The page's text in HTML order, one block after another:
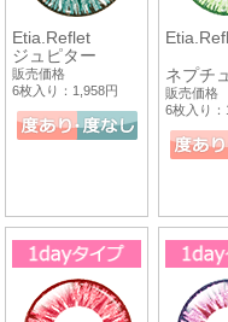
Etia.Reflet
ジュピター
販売価格
6枚入り：1,958円
ネプチ
販売価格
6枚入り：